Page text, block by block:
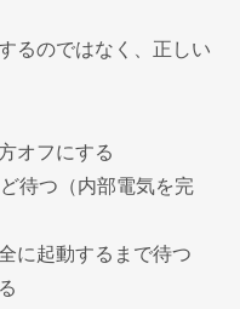
るのではなく、正しい
オフにする
待つ（内部電気を完
に起動するまで待つ